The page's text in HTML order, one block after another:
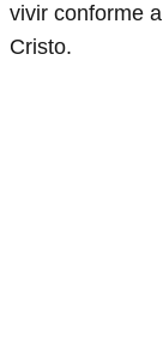
vivir conforme
Cristo.